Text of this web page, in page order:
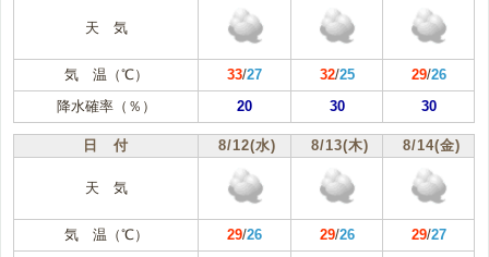
天 気
気 温（℃） 33/27 32/25 29/26
降水確率（％）
20 30 30
日 付 8/12(水) 8/13(木) 8/14(金)
天 気
気 温（℃） 29/26 29/26 29/27